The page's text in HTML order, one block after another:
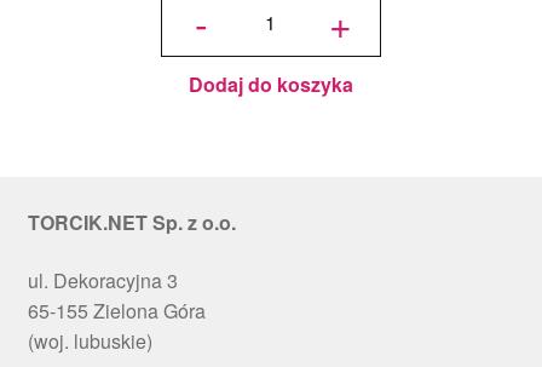
-
okrągły
Choinki
cm, h 1
cm - PC
+
Dodaj do koszyka
TORCIK.NET Sp. z o.o.
ul. Dekoracyjna 3
65-155 Zielona Góra
(woj. lubuskie)